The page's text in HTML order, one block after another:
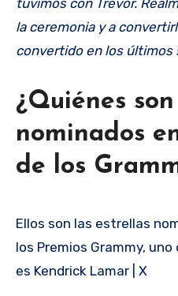
tuvimos con Trevor.
la ceremonia y a
convertido en los últimos
¿Quiénes
nominados
de los
Ellos son las estrellas
los Premios Grammy,
es Kendrick Lamar | X